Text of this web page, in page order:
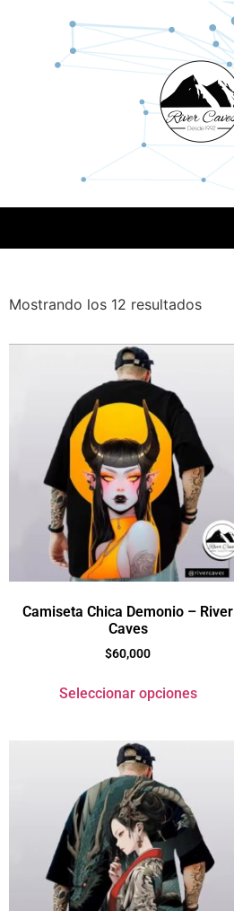
Mostrando los 12 resultados
Camiseta Chica Demonio – River
Caves
$60,000
Seleccionar opciones